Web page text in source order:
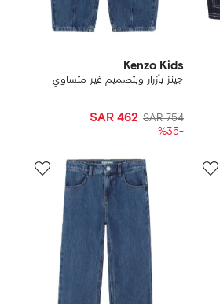
Kenzo Kids
جينز بأزرار وبتصميم غير متساوي
SAR 754
SAR 462
-%35